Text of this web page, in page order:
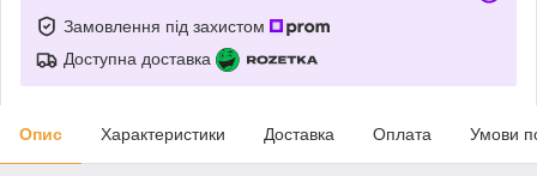
Замовлення під захистом
Доступна доставка
Опис Характеристики Доставка Оплата Умови